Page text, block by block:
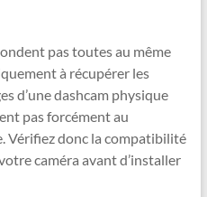
pas toutes au même
à récupérer les
d’une dashcam physique
pas forcément au
Vérifiez donc la compatibilité
caméra avant d’installer